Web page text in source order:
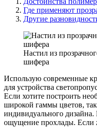
Где применяют
Другие
Настил из
шифера
Использую современные
для устройства
Если хотите построить
широкой гаммы цветов,
индивидуального дизайна.
ощущение прохлады. Если